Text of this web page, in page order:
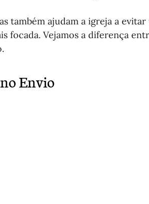
também ajudam a igreja a
focada. Vejamos a diferença
Envio